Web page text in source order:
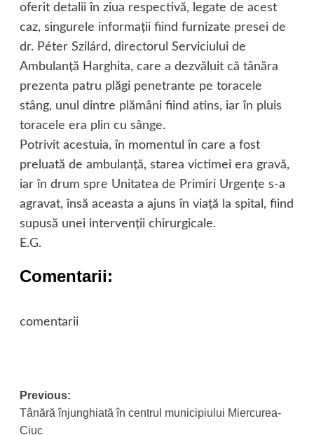
oferit detalii în ziua respectivă, legate de acest
caz, singurele informații fiind furnizate presei de
dr. Péter Szilárd, directorul Serviciului de
Ambulanţă Harghita, care a dezvăluit că tânăra
prezenta patru plăgi penetrante pe toracele
stâng, unul dintre plămâni fiind atins, iar în pluis
toracele era plin cu sânge.
Potrivit acestuia, în momentul în care a fost
preluată de ambulanță, starea victimei era gravă,
iar în drum spre Unitatea de Primiri Urgențe s-a
agravat, însă aceasta a ajuns în viață la spital, fiind
supusă unei intervenții chirurgicale.
E.G.
Comentarii:
comentarii
Post
navigation
Previous:
Tânără înjunghiată în centrul municipiului Miercurea-
Ciuc